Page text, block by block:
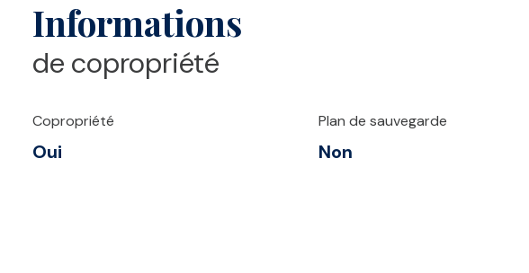
Informations
de copropriété
Copropriété
Oui
Plan de sauvegarde
Non